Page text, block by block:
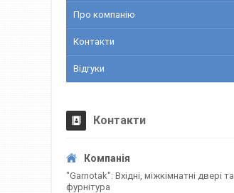
Про компанію
Контакти
Відгуки
Контакти
"Garnotak": Вхідні, міжкімнатні двері та
фурнітура